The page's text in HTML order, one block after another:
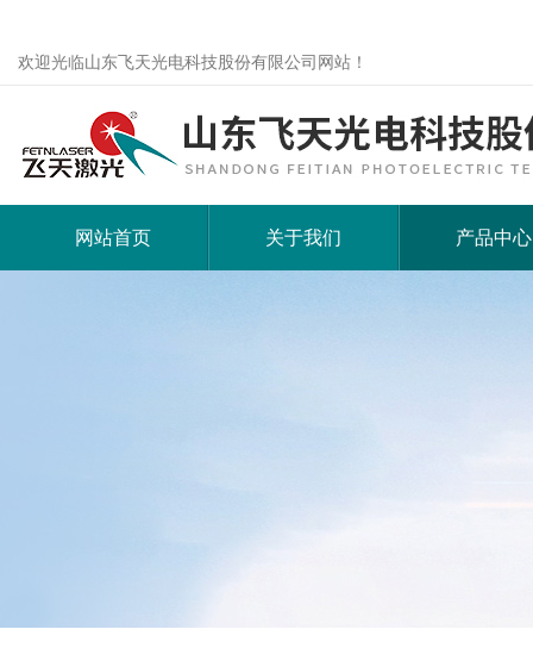
欢迎光临山东飞天光电科技股份有限公司网站！
网站首页 关于我们 产品中心